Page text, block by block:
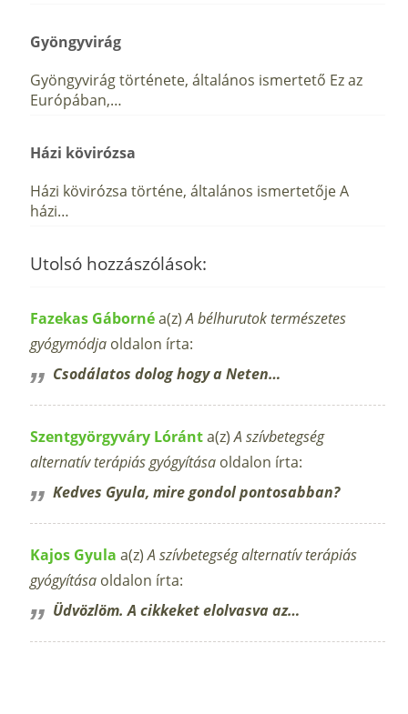
Gyöngyvirág
Gyöngyvirág története, általános ismertető Ez az
Európában,…
Házi kövirózsa
Házi kövirózsa történe, általános ismertetője A
házi…
Utolsó hozzászólások:
Fazekas Gábornéa(z)A bélhurutok természetes
gyógymódja oldalon írta:
Csodálatos dolog hogy a Neten…
Szentgyörgyváry Lóránta(z)A szívbetegség
alternatív terápiás gyógyítása oldalon írta:
Kedves Gyula, mire gondol pontosabban?
Kajos Gyula a(z)A szívbetegség alternatív terápiás
gyógyítása oldalon írta:
Üdvözlöm. A cikkeket elolvasva az…